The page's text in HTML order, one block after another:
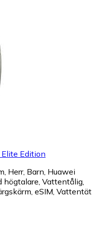
Edition
Herr, Barn, Huawei
högtalare, Vattentålig,
eSIM, Vattentät